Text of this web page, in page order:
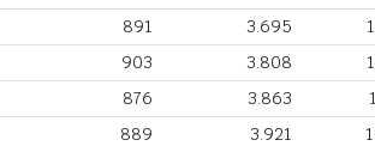
891 3.695
903 3.808
876 3.863
889 3.921